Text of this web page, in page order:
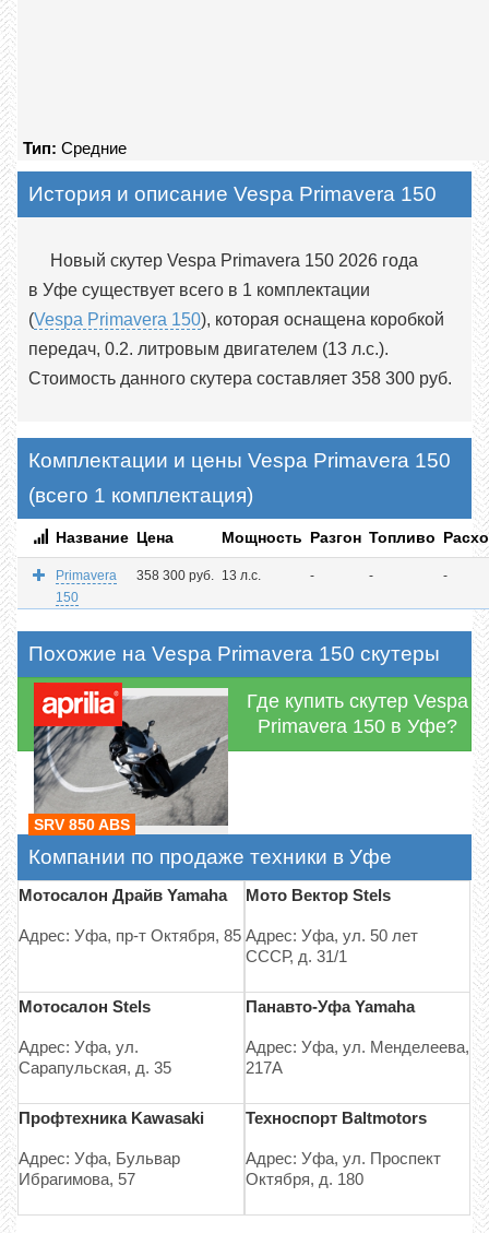
Тип: Средние
История и описание Vespa Primavera 150
Новый скутер Vespa Primavera 150 2026 года
в Уфе существует всего в 1 комплектации
(Vespa Primavera 150), которая оснащена коробкой
передач, 0.2. литровым двигателем (13 л.с.).
Стоимость данного скутера составляет 358 300 руб.
Комплектации и цены Vespa Primavera 150
(всего 1 комплектация)
Название Цена Мощность Разгон Топливо
Primavera
150
358 300 руб. 13 л.с. - - -
Похожие на Vespa Primavera 150 скутеры
SRV 850 ABS
Где купить скутер Vespa
Primavera 150 в Уфе?
Компании по продаже техники в Уфе
Мотосалон Драйв Yamaha
Адрес: Уфа, пр-т Октября, 85
Мотосалон Stels
Адрес: Уфа, ул.
Сарапульская, д. 35
Профтехника Kawasaki
Адрес: Уфа, Бульвар
Ибрагимова, 57
Мото Вектор Stels
Адрес: Уфа, ул. 50 лет
СССР, д. 31/1
Панавто-Уфа Yamaha
Адрес: Уфа, ул. Менделеева,
217А
Техноспорт Baltmotors
Адрес: Уфа, ул. Проспект
Октября, д. 180